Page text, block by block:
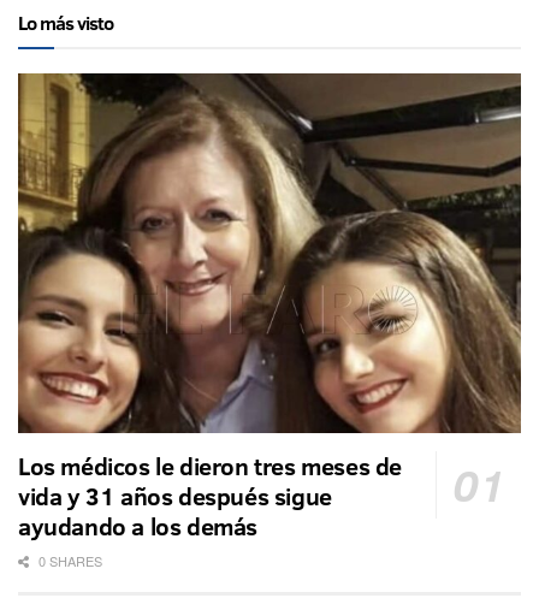
Lo más visto
Los médicos le dieron tres meses de
vida y 31 años después sigue
ayudando a los demás
0 SHARES